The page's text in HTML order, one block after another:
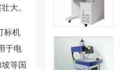
大。
标机
于电
等国